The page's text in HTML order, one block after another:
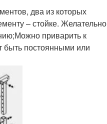
два из которых
– стойке. Желательно
приварить к
быть постоянными или